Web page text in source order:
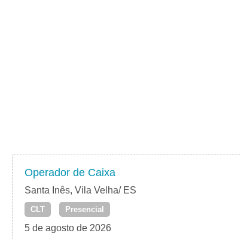
Operador de Caixa
Santa Inês, Vila Velha/ ES
CLT Presencial
5 de agosto de 2026